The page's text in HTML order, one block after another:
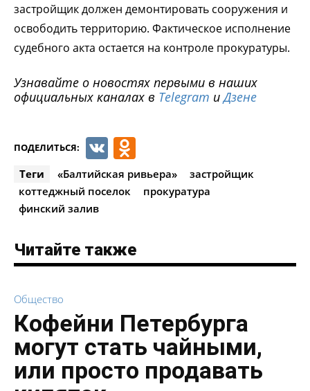
застройщик должен демонтировать сооружения и
освободить территорию. Фактическое исполнение
судебного акта остается на контроле прокуратуры.
Узнавайте о новостях первыми в наших
официальных каналах в Telegram иДзене
ПОДЕЛИТЬСЯ: VK
Теги «Балтийская ривьера»
застройщик
коттеджный поселок
прокуратура
финский залив
Читайте также
Общество
Кофейни Петербурга
могут стать чайными,
или просто продавать